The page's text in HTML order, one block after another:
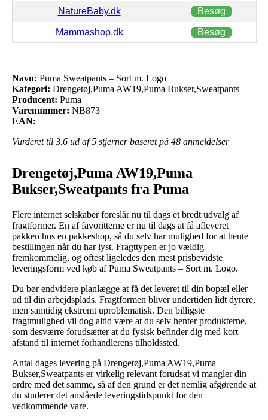
NatureBaby.dk Besøg
Mammashop.dk Besøg
Navn: Puma Sweatpants – Sort m. Logo
Kategori: Drengetøj,Puma AW19,Puma Bukser,Sweatpants
Producent: Puma
Varenummer: NB873
EAN:
Vurderet til 3.6 ud af 5 stjerner baseret på 48 anmeldelser
Drengetøj,Puma AW19,Puma
Bukser,Sweatpants fra Puma
Flere internet selskaber foreslår nu til dags et bredt udvalg af
fragtformer. En af favoritterne er nu til dags at få afleveret
pakken hos en pakkeshop, så du selv har mulighed for at hente
bestillingen når du har lyst. Fragttypen er jo vældig
fremkommelig, og oftest ligeledes den mest prisbevidste
leveringsform ved køb af Puma Sweatpants – Sort m. Logo.
Du bør endvidere planlægge at få det leveret til din bopæl eller
ud til din arbejdsplads. Fragtformen bliver undertiden lidt dyrere,
men samtidig ekstremt uproblematisk. Den billigste
fragtmulighed vil dog altid være at du selv henter produkterne,
som desværre forudsætter at du fysisk befinder dig med kort
afstand til internet forhandlerens tilholdssted.
Antal dages levering på Drengetøj,Puma AW19,Puma
Bukser,Sweatpants er virkelig relevant forudsat vi mangler din
ordre med det samme, så af den grund er det nemlig afgørende at
du studerer det anslåede leveringstidspunkt for den
vedkommende vare.